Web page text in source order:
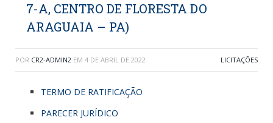
7-A, CENTRO DE FLORESTA DO
ARAGUAIA – PA)
POR CR2-ADMIN2 EM 4 DE ABRIL DE 2022 LICITAÇÕES
TERMO DE RATIFICAÇÃO
PARECER JURÍDICO